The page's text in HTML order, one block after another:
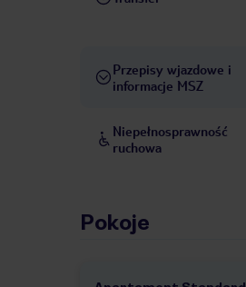
Przepisy wjazdowe i
informacje MSZ
Niepełnosprawność
ruchowa
Pokoje